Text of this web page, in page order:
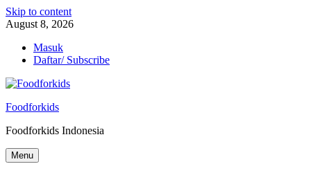
Skip to content
August 8, 2026
Masuk
Daftar/ Subscribe
Foodforkids
Foodforkids Indonesia
Menu